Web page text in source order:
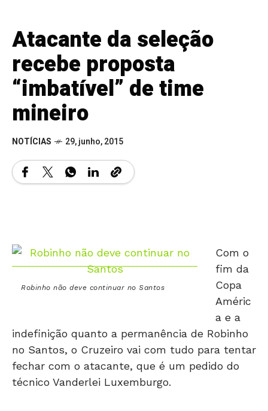
Atacante da seleção
recebe proposta
“imbatível” de time
mineiro
NOTÍCIAS 29, junho, 2015
Robinho não deve continuar no Santos
fim da
Copa
Améric
a e a
indefinição quanto a permanência de Robinho
no Santos, o Cruzeiro vai com tudo para tentar
fechar com o atacante, que é um pedido do
técnico Vanderlei Luxemburgo.